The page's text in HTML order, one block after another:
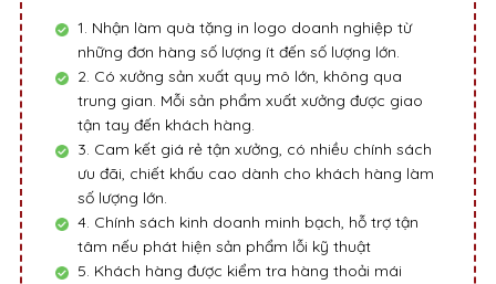
1. Nhận làm quà tặng in logo doanh nghiệp từ
những đơn hàng số lượng ít đến số lượng lớn.
2. Có xưởng sản xuất quy mô lớn, không qua
trung gian. Mỗi sản phẩm xuất xưởng được giao
tận tay đến khách hàng.
3. Cam kết giá rẻ tận xưởng, có nhiều chính sách
ưu đãi, chiết khấu cao dành cho khách hàng làm
số lượng lớn.
4. Chính sách kinh doanh minh bạch, hỗ trợ tận
tâm nếu phát hiện sản phẩm lỗi kỹ thuật
5. Khách hàng được kiểm tra hàng thoải mái